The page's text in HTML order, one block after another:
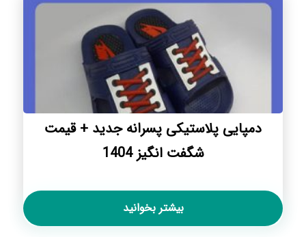
دمپایی پلاستیکی پسرانه جدید + قیمت
شگفت انگیز 1404
بیشتر بخوانید